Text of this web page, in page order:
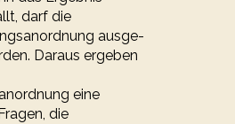
darf die
aus­ge­
Daraus ergeben
eine
die